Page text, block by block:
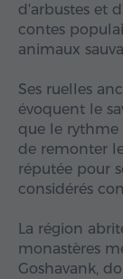
d'arbustes et
contes
animaux
Ses ruelles
évoquent le
que le rythme
de remonter
réputée pour
considérés
La région
monastères
Goshavank,